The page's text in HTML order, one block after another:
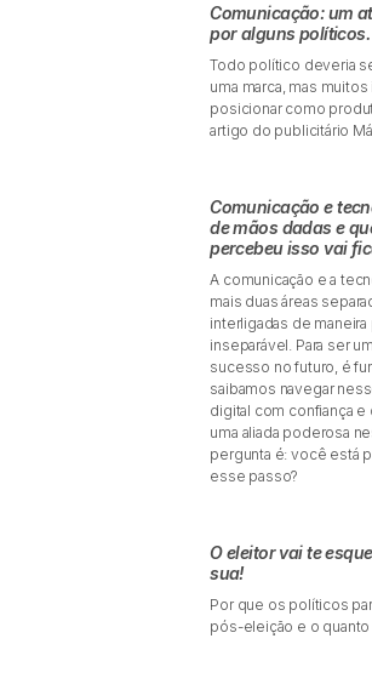
Comunicação: um
por alguns políticos.
Todo político deveria
uma marca, mas
posicionar como
artigo do publicitário
Comunicação e
de mãos dadas e
percebeu isso vai
A comunicação e a
mais duas áreas
interligadas de maneira
inseparável. Para ser
sucesso no futuro, é
saibamos navegar
digital com confiança e
uma aliada poderosa
pergunta é: você está
esse passo?
O eleitor vai te
sua!
Por que os políticos
pós-eleição e o